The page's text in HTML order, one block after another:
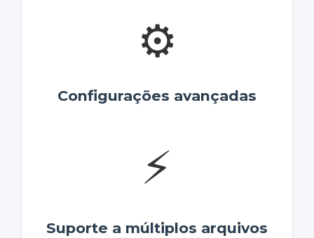
⚙️
Configurações avançadas
⚡
Suporte a múltiplos arquivos